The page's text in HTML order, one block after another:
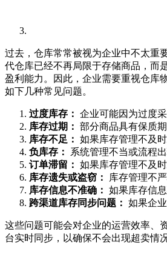
过去，仓库常常被视为企业中不太重
代仓库已经不再局限于存储商品，而
盈利能力。因此，企业需要重视仓库
如下几种常见问题。
过度库存： 企业可能因为过度
库存过期： 部分商品具有保质
库存不足： 如果库存管理不及
负库存：
系统管理不当或流程
订单滞留： 如果库存管理不及
库存遗失或盗窃：
库存管理不
库存信息不准确： 如果库存信
跨渠道库存同步问题： 如果企
这些问题可能会对企业的运营效率、
台实时同步，以确保不会出现超卖情